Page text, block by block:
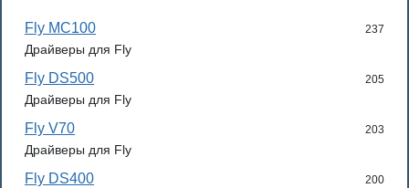
Fly MC100 237
Драйверы для Fly
Fly DS500 205
Драйверы для Fly
Fly V70 203
Драйверы для Fly
Fly DS400 200